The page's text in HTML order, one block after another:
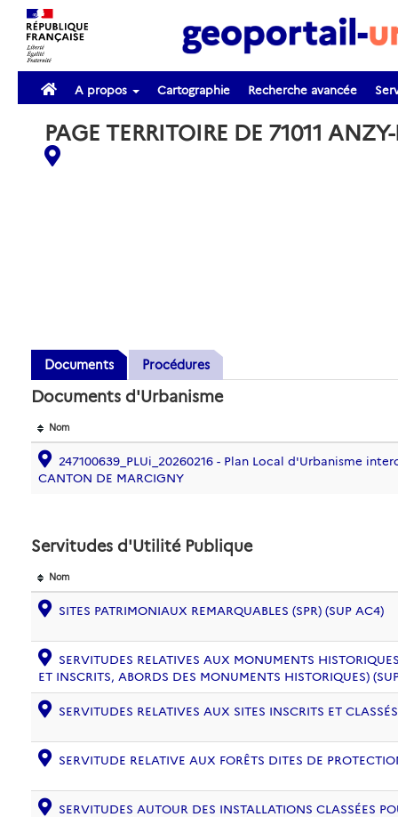
A propos Cartographie Recherche avancée
PAGE TERRITOIRE DE 71011
Documents Procédures
Documents d'Urbanisme
Nom
247100639_PLUi_20260216 - Plan Local d'Urbanisme
CANTON DE MARCIGNY
Servitudes d'Utilité Publique
Nom
SITES PATRIMONIAUX REMARQUABLES (SPR) (SUP AC4)
SERVITUDES RELATIVES AUX MONUMENTS
ET INSCRITS, ABORDS DES MONUMENTS HISTORIQUES)
SERVITUDES RELATIVES AUX SITES INSCRITS ET
SERVITUDE RELATIVE AUX FORÊTS DITES DE
SERVITUDES AUTOUR DES INSTALLATIONS CLASSÉES